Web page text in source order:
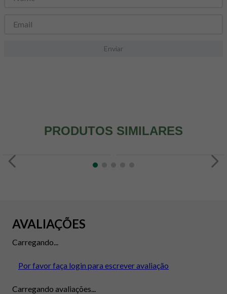
Enviar
PRODUTOS SIMILARES
AVALIAÇÕES
Carregando...
Por favor faça login para escrever avaliação
Carregando avaliações...
8º snack proteico mundo verde
9 psyllium